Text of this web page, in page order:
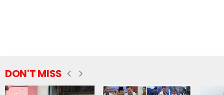
DON'T MISS